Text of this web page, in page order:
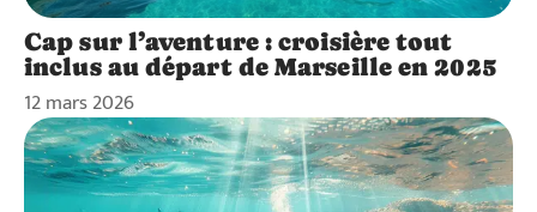
Cap sur l’aventure : croisière tout
inclus au départ de Marseille en 2025
12 mars 2026